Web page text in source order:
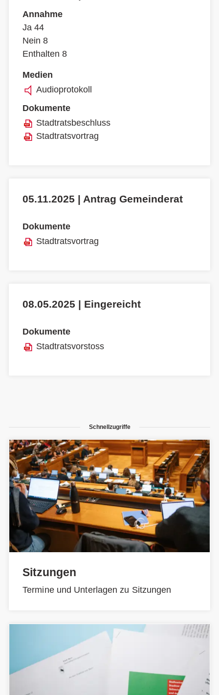
Annahme
Ja 44
Nein 8
Enthalten 8
Medien
Audioprotokoll
Dokumente
Stadtratsbeschluss
Stadtratsvortrag
05.11.2025 | Antrag Gemeinderat
Dokumente
Stadtratsvortrag
08.05.2025 | Eingereicht
Dokumente
Stadtratsvorstoss
Schnellzugriffe
Sitzungen
Termine und Unterlagen zu Sitzungen